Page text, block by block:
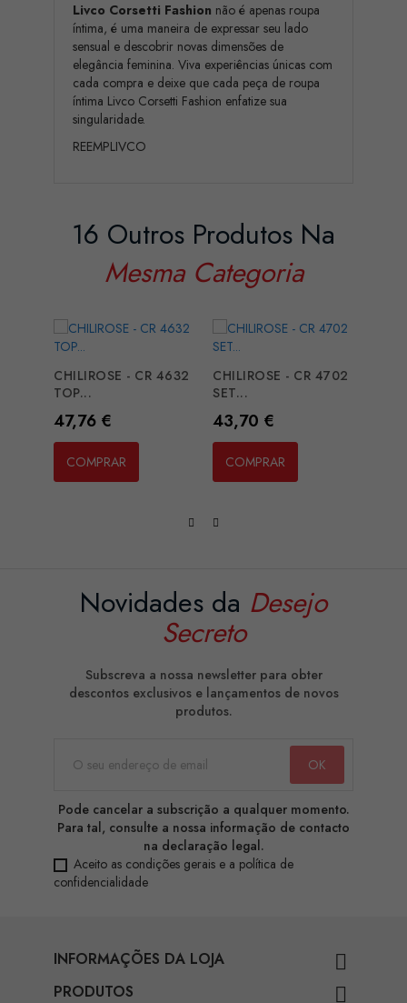
Livco Corsetti Fashion não é apenas roupa
íntima, é uma maneira de expressar seu lado
sensual e descobrir novas dimensões de
elegância feminina. Viva experiências únicas com
cada compra e deixe que cada peça de roupa
íntima Livco Corsetti Fashion enfatize sua
singularidade.
REEMPLIVCO
16 Outros Produtos Na
Mesma Categoria
CHILIROSE - CR 4632
TOP...
Preço
47,76 €
COMPRAR
CHILIROSE - CR 4702
SET...
Preço
43,70 €
COMPRAR
Novidades da Desejo
Secreto
Subscreva a nossa newsletter para obter
descontos exclusivos e lançamentos de novos
produtos.
Pode cancelar a subscrição a qualquer momento.
Para tal, consulte a nossa informação de contacto
na declaração legal.
Aceito as condições gerais e a política de
confidencialidade
INFORMAÇÕES DA LOJA 
PRODUTOS 